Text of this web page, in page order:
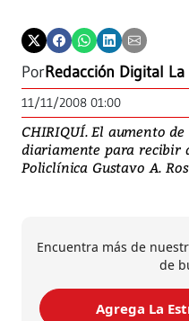
PorRedacción Digital
11/11/2008 01:00
CHIRIQUÍ. El aumento
diariamente para recibir
Policlínica Gustavo A.
Encuentra más de
de
Agrega La